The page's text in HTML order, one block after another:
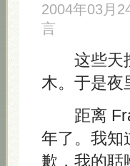
2004年03月
言
这些天按
木。于是夜
距离
年了。我知
歉，我的聒